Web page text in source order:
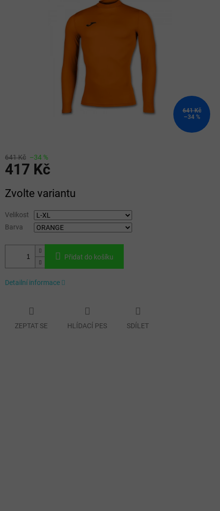
641 Kč
–34 %
641 Kč –34 %
417 Kč
cena:
Zvolte variantu
Velikost
Barva
Přidat do košíku
Detailní informace
ZEPTAT SE HLÍDACÍ PES SDÍLET